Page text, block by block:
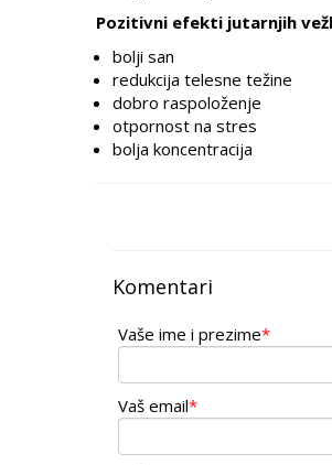
Pozitivni efekti jutarnjih
bolji san
redukcija telesne težine
dobro raspoloženje
otpornost na stres
bolja koncentracija
Komentari
Vaše ime i prezime*
Vaš email*